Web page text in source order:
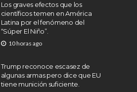
Los graves efectos que los
científicos temen en América
Latina por el fenómeno del
“Súper El Niño”.
10 horas ago
Trump reconoce escasez de
algunas armas pero dice que EU
tiene munición suficiente.